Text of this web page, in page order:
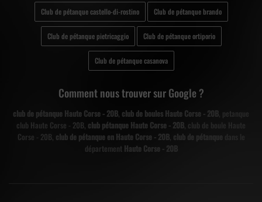
Club de pétanque castello-di-rostino Club de pétanque brando
Club de pétanque pietricaggio Club de pétanque ortiporio
Club de pétanque casanova
Comment nous trouver sur Google ?
club de pétanque Haute Corse - 20B, club de boules Haute Corse - 20B, petanque
club Haute Corse - 20B, club pétanque Haute Corse - 20B, club de boule Haute
Corse - 20B, club de pétanque en Haute Corse - 20B, club de pétanque
département Haute Corse - 20B